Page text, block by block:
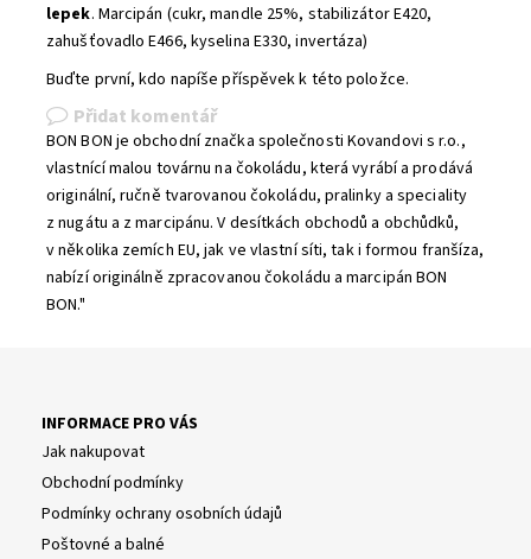
lepek. Marcipán (cukr, mandle 25%, stabilizátor E420,
zahušťovadlo E466, kyselina E330, invertáza)
Buďte první, kdo napíše příspěvek k této položce.
Přidat komentář
BON BON je obchodní značka společnosti Kovandovi s r.o.,
vlastnící malou továrnu na čokoládu, která vyrábí a prodává
originální, ručně tvarovanou čokoládu, pralinky a speciality
z nugátu a z marcipánu. V desítkách obchodů a obchůdků,
v několika zemích EU, jak ve vlastní síti, tak i formou franšíza,
nabízí originálně zpracovanou čokoládu a marcipán BON
BON."
INFORMACE PRO VÁS
Jak nakupovat
Obchodní podmínky
Podmínky ochrany osobních údajů
Poštovné a balné